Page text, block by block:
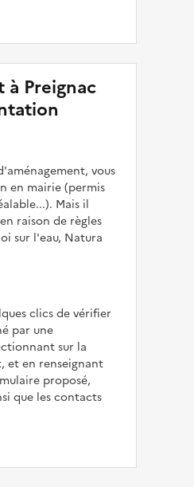
Preignac
vous
en mairie (permis
Mais il
raison de règles
sur l'eau, Natura
clics de vérifier
par une
sur la
et en renseignant
proposé,
que les contacts